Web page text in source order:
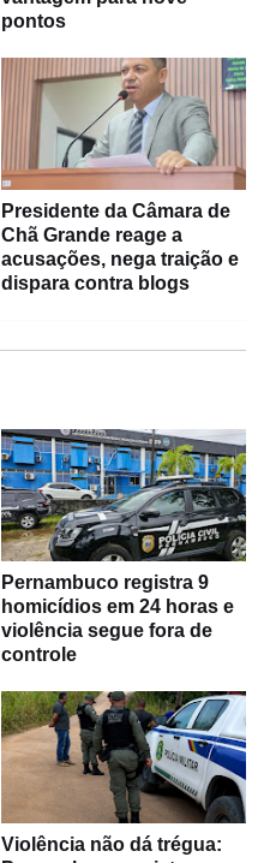
pontos
Presidente da Câmara de
Chã Grande reage a
acusações, nega traição e
dispara contra blogs
Pernambuco registra 9
homicídios em 24 horas e
violência segue fora de
controle
Violência não dá trégua: